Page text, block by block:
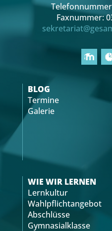
Faxnummer:
BLOG
Termine
Galerie
WIE WIR LERNEN
Lernkultur
Wahlpflichtangebot
Abschlüsse
Gymnasialklasse